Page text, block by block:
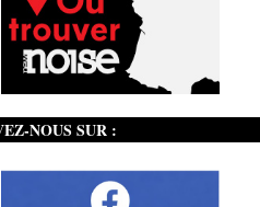
NOUS SUR :